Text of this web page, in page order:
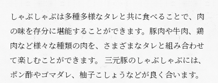
しゃぶしゃぶは多種多様なタレと共に食べることで、肉
の味を存分に堪能することができます。豚肉や牛肉、鶏
肉など様々な種類の肉を、さまざまなタレと組み合わせ
て楽しむことができます。 三元豚のしゃぶしゃぶには、
ポン酢やゴマダレ、柚子こしょうなどが良く合います。